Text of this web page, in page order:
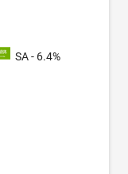
SA - 6.4%